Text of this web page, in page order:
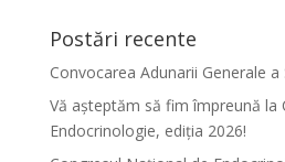
Postări recente
Convocarea Adunarii Generale a
Vă așteptăm să fim împreună la
Endocrinologie, ediția 2026!